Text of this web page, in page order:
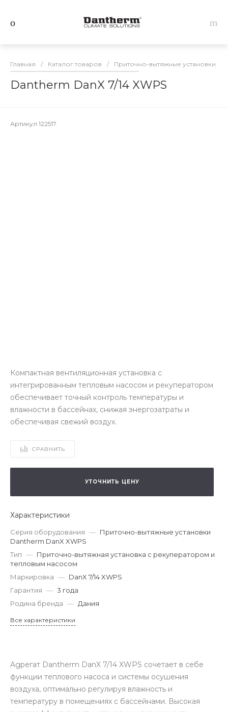
Главная / Каталог товаров / Приточно-вытяжные установки
Dantherm DanX 7/14 XWPS
Артикул 122517
Компактная вентиляционная установка с
интегрированным тепловым насосом и рекуператором
обеспечивает точный контроль температуры и
влажности в бассейнах, снижая энергозатраты и
обеспечивая свежий воздух.
СРАВНИТЬ
УТОЧНИТЬ ЦЕНУ
Характеристики
Серия оборудования — Приточно-вытяжные установки
Dantherm DanX XWPS
Тип — Приточно-вытяжная установка с рекуператором и
тепловым насосом
Маркировка — DanX 7/14 XWPS
Гарантия — 3 года
Родина бренда — Дания
Все характеристики
Agрегат Dantherm DanX 7/14 XWPS сочетает в себе
функции теплового насоса и системы осушения
воздуха, оптимально регулируя влажность и
температуру в помещениях с бассейнами. Высокая